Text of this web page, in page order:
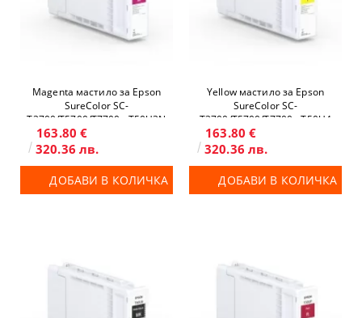
Magenta мастило за Epson
SureColor SC-
T3700/T5700/T7700 - T50U3N
163.80 €
320.36 лв.
ДОБАВИ В КОЛИЧКА
Yellow мастило за Epson
SureColor SC-
T3700/T5700/T7700 - T50U4
163.80 €
320.36 лв.
ДОБАВИ В КОЛИЧКА